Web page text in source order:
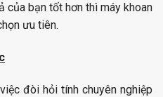
của bạn tốt hơn thì máy khoan
ưu tiên.
đòi hỏi tính chuyên nghiệp